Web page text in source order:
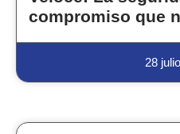
compromiso que
28